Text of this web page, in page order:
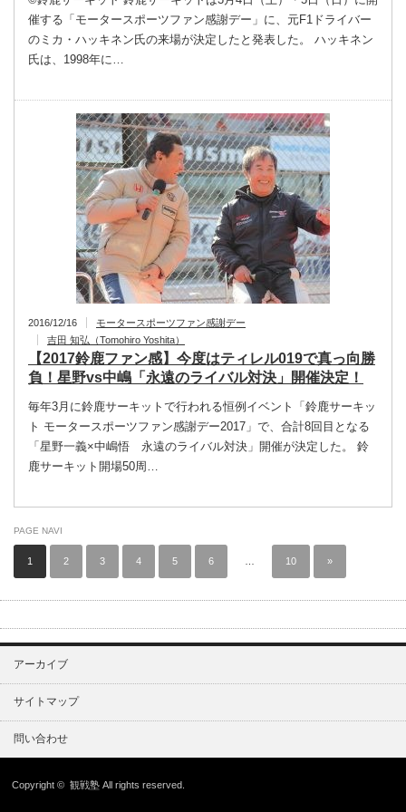
催する「モータースポーツファン感謝デー」に、元F1ドライバー
のミカ・ハッキネン氏の来場が決定したと発表した。 ハッキネン
氏は、1998年に…
2016/12/16
モータースポーツファン感謝デー
吉田 知弘（Tomohiro Yoshita）
【2017鈴鹿ファン感】今度はティレル019で真っ向勝
負！星野vs中嶋「永遠のライバル対決」開催決定！
毎年3月に鈴鹿サーキットで行われる恒例イベント「鈴鹿サーキッ
ト モータースポーツファン感謝デー2017」で、合計8回目となる
「星野一義×中嶋悟 永遠のライバル対決」開催が決定した。 鈴
鹿サーキット開場50周…
PAGE NAVI
1 2 3 4 5 6 10 »
アーカイブ
サイトマップ
問い合わせ
Copyright ©観戦塾 All rights reserved.